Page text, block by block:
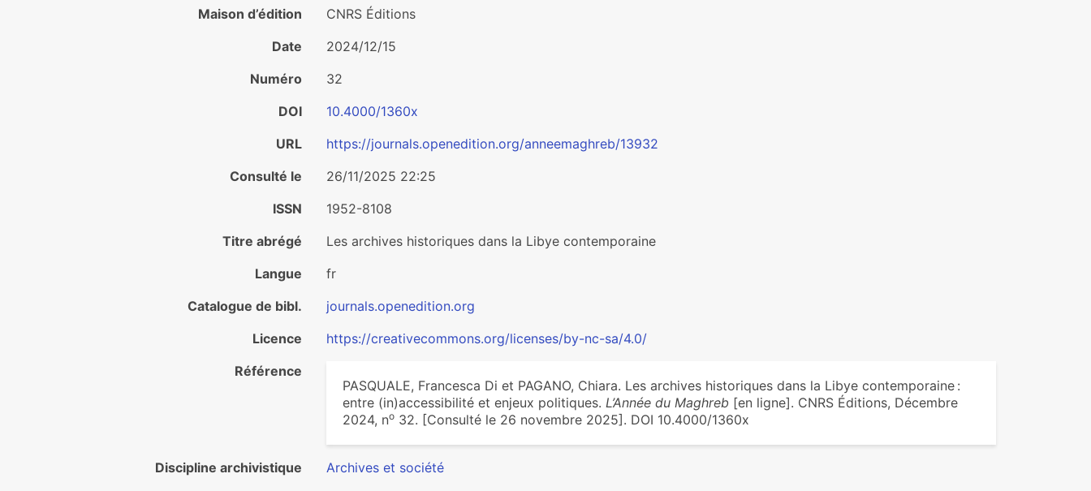
Maison d’édition
CNRS Éditions
Date
2024/12/15
Numéro
32
DOI
10.4000/1360x
URL
https://journals.openedition.org/anneemaghreb/13932
Consulté le
26/11/2025 22:25
ISSN
1952-8108
Titre abrégé
Les archives historiques dans la Libye contemporaine
Langue
fr
Catalogue de bibl.
journals.openedition.org
Licence
https://creativecommons.org/licenses/by-nc-sa/4.0/
Référence
PASQUALE, Francesca Di et PAGANO, Chiara. Les archives historiques dans la Libye contemporaine :
entre (in)accessibilité et enjeux politiques. L’Année du Maghreb [en ligne]. CNRS Éditions, Décembre
2024, no 32. [Consulté le 26 novembre 2025]. DOI 10.4000/1360x
Discipline archivistique
Archives et société